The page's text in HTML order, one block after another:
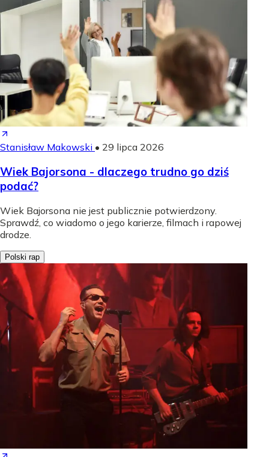
Stanisław Makowski • 29 lipca 2026
Wiek Bajorsona - dlaczego trudno go dziś
podać?
Wiek Bajorsona nie jest publicznie potwierdzony.
Sprawdź, co wiadomo o jego karierze, filmach i rapowej
drodze.
Polski rap